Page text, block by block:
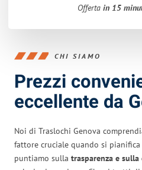
Offerta in 15
CHI SIAMO
Prezzi
eccellente da
Noi di Traslochi Genova
fattore cruciale quando si
puntiamo sulla trasparenza e sulla